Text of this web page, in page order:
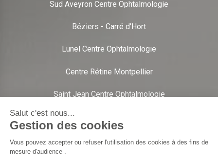
Sud Aveyron Centre Ophtalmologie
Béziers - Carré d'Hort
Lunel Centre Ophtalmologie
Centre Rétine Montpellier
Saint Jean Centre Ophtalmologie
Sète Centre Ophtalmologie